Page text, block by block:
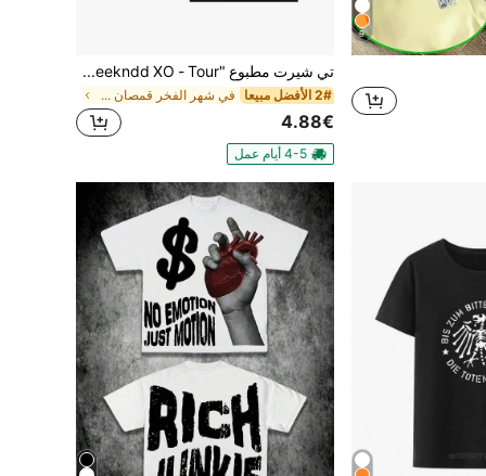
9
تي شيرت مطبوع "The Weekndd XO - Tour"، بأسلوب هيب هوب هاراجوكو، موضة الشارع الحضري، تي شيرت قطني بأكمام قصيرة للجنسين
2# الأفضل مبيعا في شهر الفخر قمصان رجالية
4.88€
4-5 أيام عمل